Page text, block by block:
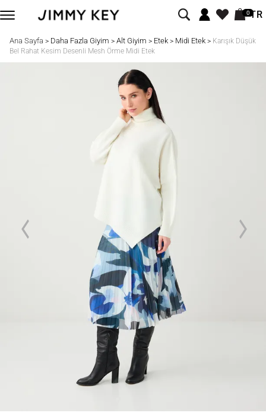
0TR
Ana Sayfa > Daha Fazla Giyim > Alt Giyim > Etek> Midi Etek> Karışık Düşük
Bel Rahat Kesim Desenli Mesh Örme Midi Etek